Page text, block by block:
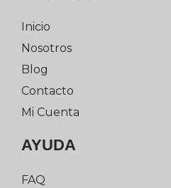
Inicio
Nosotros
Blog
Contacto
Mi Cuenta
AYUDA
FAQ